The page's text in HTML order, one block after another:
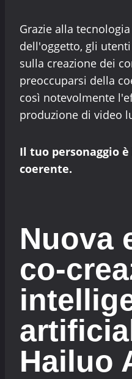
Grazie alla
dell'oggetto, gli
sulla creazione dei
preoccuparsi della
così notevolmente
produzione di video
Il tuo personaggio
coerente.
Nuova
co-
Hailuo